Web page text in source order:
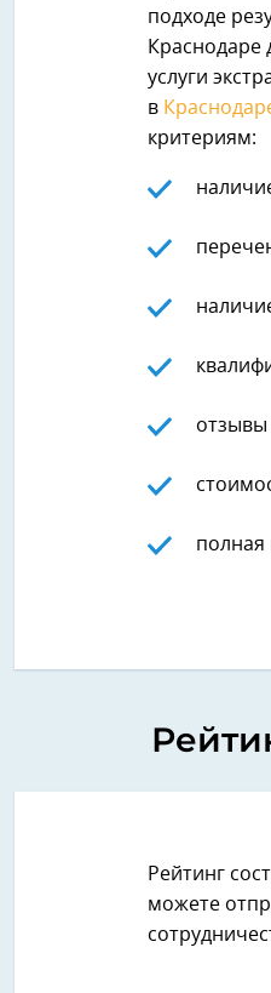
подходе
Краснодаре
услуги
в
критериям:
отзывы
полная
Рейтинг
можете